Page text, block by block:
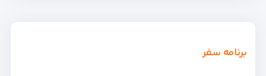
برنامه سفر